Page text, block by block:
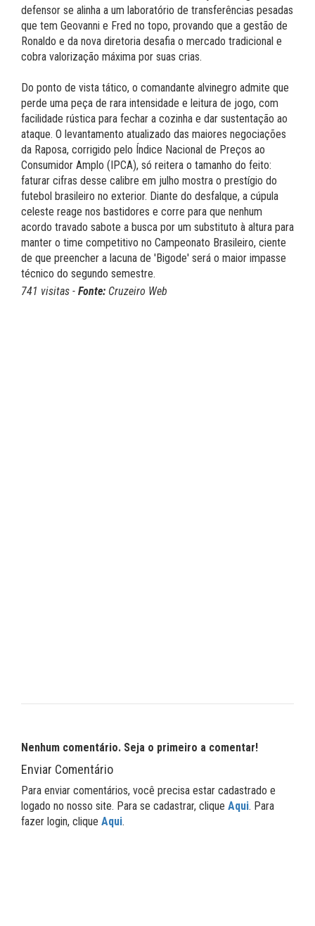
defensor se alinha a um laboratório de transferências pesadas
que tem Geovanni e Fred no topo, provando que a gestão de
Ronaldo e da nova diretoria desafia o mercado tradicional e
cobra valorização máxima por suas crias.
Do ponto de vista tático, o comandante alvinegro admite que
perde uma peça de rara intensidade e leitura de jogo, com
facilidade rústica para fechar a cozinha e dar sustentação ao
ataque. O levantamento atualizado das maiores negociações
da Raposa, corrigido pelo Índice Nacional de Preços ao
Consumidor Amplo (IPCA), só reitera o tamanho do feito:
faturar cifras desse calibre em julho mostra o prestígio do
futebol brasileiro no exterior. Diante do desfalque, a cúpula
celeste reage nos bastidores e corre para que nenhum
acordo travado sabote a busca por um substituto à altura para
manter o time competitivo no Campeonato Brasileiro, ciente
de que preencher a lacuna de 'Bigode' será o maior impasse
técnico do segundo semestre.
741 visitas - Fonte: Cruzeiro Web
Nenhum comentário. Seja o primeiro a comentar!
Enviar Comentário
Para enviar comentários, você precisa estar cadastrado e
logado no nosso site. Para se cadastrar, clique Aqui. Para
fazer login, clique Aqui.